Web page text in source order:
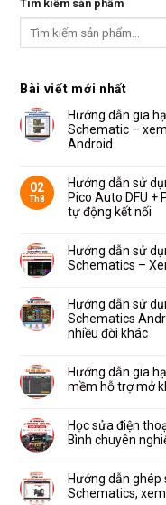
Tìm kiếm sản phẩm
Bài viết mới nhất
Hướng dẫn gia
Schematic –
Android
bình
luận
ở
Hướng
dẫn
sơ
đồ
ZXW
xem
mạch
iPhone
/
iPad
02
Th8
Hướng dẫn sử
Pico Auto DFU +
tự động kết nối
bình
luận
ở
sử
dụng
mạch
B4
RP2350
DFU
+
PWN
động
kết
nối
Hướng dẫn sử
Schematics –
bình
luận
ở
Hướng
dẫn
sơ
Borneo
Xem
sơ
đồ
Hướng dẫn sử
Schematics
nhiều đời khác
bình
luận
ở
sử
dụng
sơ
Android
–
iPhone
Hướng dẫn gia
mềm hỗ trợ mở
bình
luận
ở
gia
hạn
Unlocktool,
Học sửa điện
Bình chuyên
bình
luận
ở
Hướng dẫn ghép
Schematics,